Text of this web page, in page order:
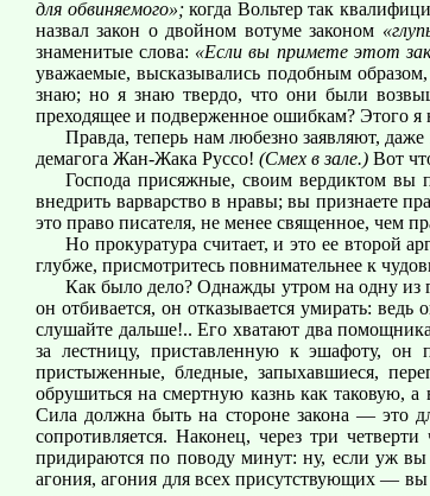
для обвиняемого»;когда Вольтер так
назвал закон о двойном вотуме законом
знаменитые слова: «Если вы примете этот
уважаемые, высказывались подобным
знаю; но я знаю твердо, что они были
преходящее и подверженное ошибкам? Этого я
Правда, теперь нам любезно заявляют,
демагога Жан-Жака Руссо! (Смех в зале.) Вот
Господа присяжные, своим вердиктом вы
внедрить варварство в нравы; вы признаете
это право писателя, не менее священное, чем
Но прокуратура считает, и это ее второй
глубже, присмотритесь повнимательнее к
Как было дело? Однажды утром на одну из
он отбивается, он отказывается умирать:
слушайте дальше!.. Его хватают два
за лестницу, приставленную к эшафоту, он
пристыженные, бледные, запыхавшиеся,
обрушиться на смертную казнь как таковую,
Сила должна быть на стороне закона — это
сопротивляется. Наконец, через три
придираются по поводу минут: ну, если уж вы
агония, агония для всех присутствующих —